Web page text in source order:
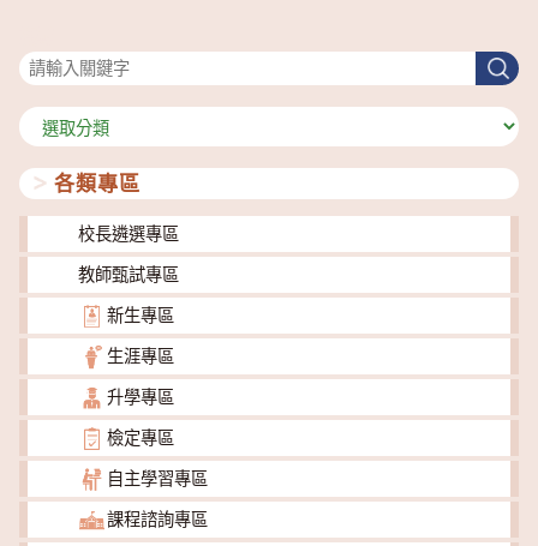
搜
尋
分
類
各類專區
校長遴選專區
教師甄試專區
新生專區
生涯專區
升學專區
檢定專區
自主學習專區
課程諮詢專區